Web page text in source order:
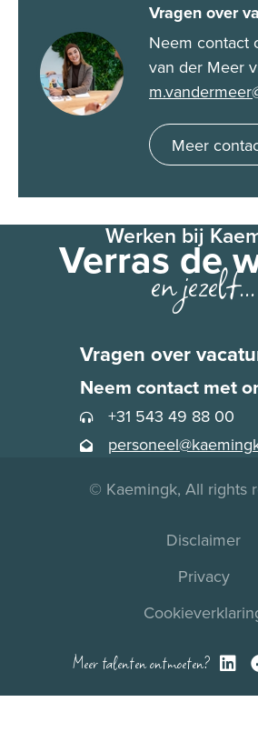
Vragen over
Neem contact
van der Meer
Meer
Werken bij
Verras de
en jezelf...
Vragen over
Neem contact met
+31 543 49 88 00
© Kaemingk, All rights
Disclaimer
Privacy
Meer talenten ontmoeten?